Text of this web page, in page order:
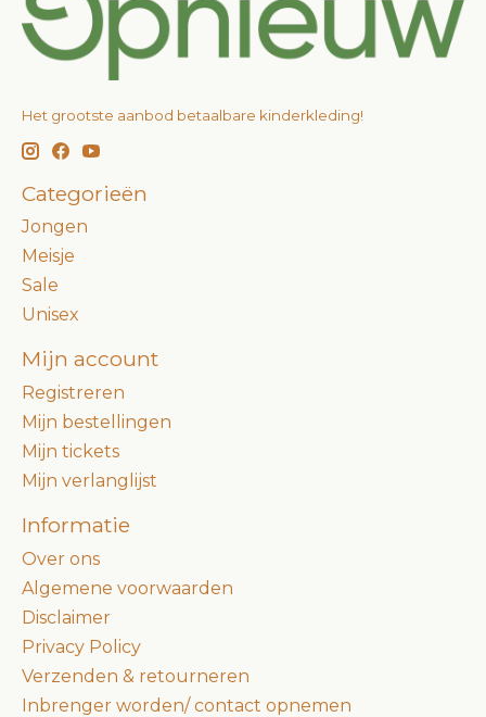
Het grootste aanbod betaalbare kinderkleding!
Categorieën
Jongen
Meisje
Sale
Unisex
Mijn account
Registreren
Mijn bestellingen
Mijn tickets
Mijn verlanglijst
Informatie
Over ons
Algemene voorwaarden
Disclaimer
Privacy Policy
Verzenden & retourneren
Inbrenger worden/ contact opnemen